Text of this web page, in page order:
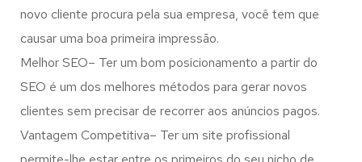
novo cliente procura pela sua empresa, você tem que
causar uma boa primeira impressão.
Melhor SEO– Ter um bom posicionamento a partir do
SEO é um dos melhores métodos para gerar novos
clientes sem precisar de recorrer aos anúncios pagos.
Vantagem Competitiva– Ter um site profissional